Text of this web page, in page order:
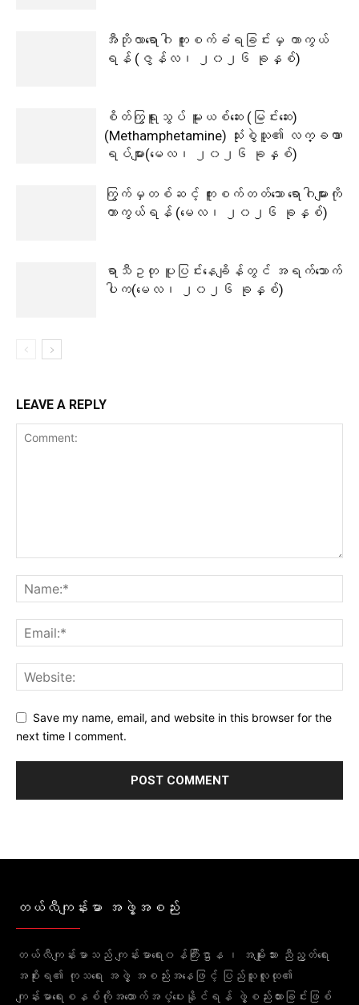
အီဘိုလာရောဂါ ကူးစက်ခံရခြင်းမှ ကာကွယ်
ရန် (ဇွန်လ၊ ၂၀၂၆ ခုနှစ်)
စိတ်ကြွရူးသွပ် မူးယစ်ဆေး (မြင်းဆေး)
(Methamphetamine) သုံးစွဲသူ၏ လက္ခဏာ
ရပ်များ(မေလ၊ ၂၀၂၆ ခုနှစ်)
ကြွက်မှတစ်ဆင့် ကူးစက်တတ်သော ရောဂါများကို
ကာကွယ်ရန် (မေလ၊ ၂၀၂၆ ခုနှစ်)
ရာသီဥတု ပူပြင်းနေချိန်တွင် အရက်သောက်
ပါက(မေလ၊ ၂၀၂၆ ခုနှစ်)
LEAVE A REPLY
Save my name, email, and website in this browser for the
next time I comment.
တယ်လီကျန်းမာ အဖွဲ့အစည်း
တယ်လီကျန်းမာသည် ကျန်းမာရေး၀န်ကြီးဌာန ၊ အမျိုးသား ညီညွတ်ရေး
အစိုးရ၏ ကုသရေး အဖွဲ့ အစည်းအနေဖြင့် ပြည်သူလူထု၏
ကျန်းမာရေးစနစ်ကိုအထောက်အပံ့ပေးနိုင်ရန် ဖွဲ့စည်းထားခြင်းဖြစ်